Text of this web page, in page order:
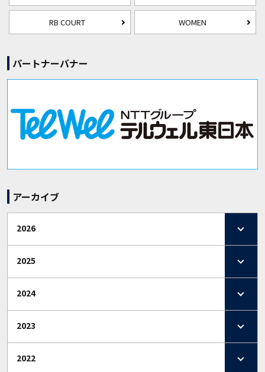
RB COURT WOMEN
パートナーバナー
アーカイブ
2026
2025
2024
2023
2022